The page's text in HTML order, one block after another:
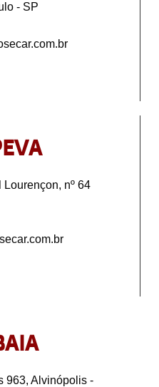
- SP
nº 64
963, Alvinópolis -